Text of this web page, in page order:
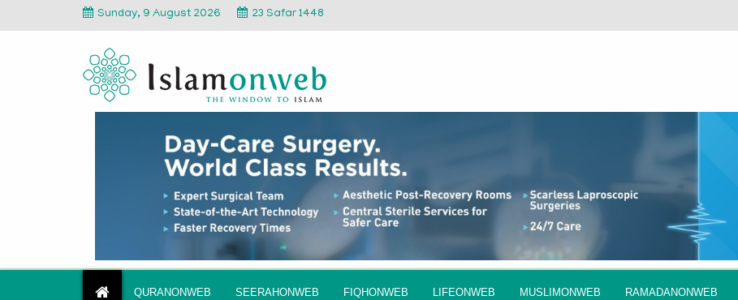
Sunday, 9 August 2026 23 Safar 1448
QURANONWEB SEERAHONWEB FIQHONWEB LIFEONWEB MUSLIMONWEB RAMADANONWEB